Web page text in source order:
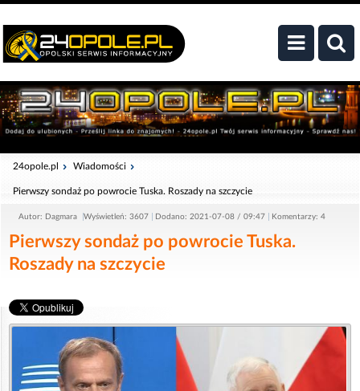
24opole.pl Wiadomości
Pierwszy sondaż po powrocie Tuska. Roszady na szczycie
Autor: Dagmara Wyświetleń: 3607 Dodano: 2021-07-08 / 09:47 Komentarzy: 4
Pierwszy sondaż po powrocie Tuska.
Roszady na szczycie